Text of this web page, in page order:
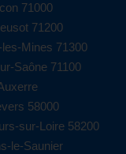
71000
71200
Mines 71300
Saône 71100
58000
sur-Loire 58200
le-Saunier